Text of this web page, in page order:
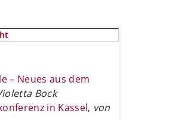
– Neues aus dem
Bock
in Kassel, von